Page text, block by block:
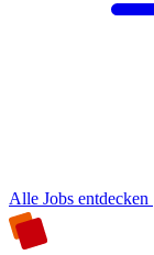
Alle Jobs entdecken